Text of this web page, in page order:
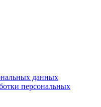
данных
персональных